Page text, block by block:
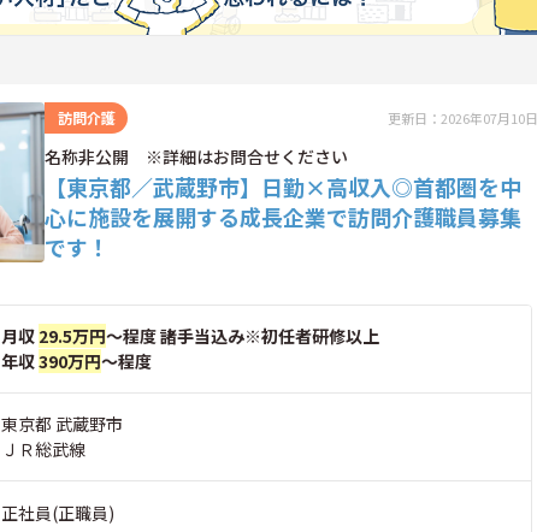
訪問介護 更新日：2026年07月10日
名称非公開 ※詳細はお問合せください
【東京都／武蔵野市】日勤×高収入◎首都圏を中
心に施設を展開する成長企業で訪問介護職員募集
です！
月収 29.5万円～程度 諸手当込み※初任者研修以上
年収390万円～程度
東京都 武蔵野市
ＪＲ総武線
正社員(正職員)